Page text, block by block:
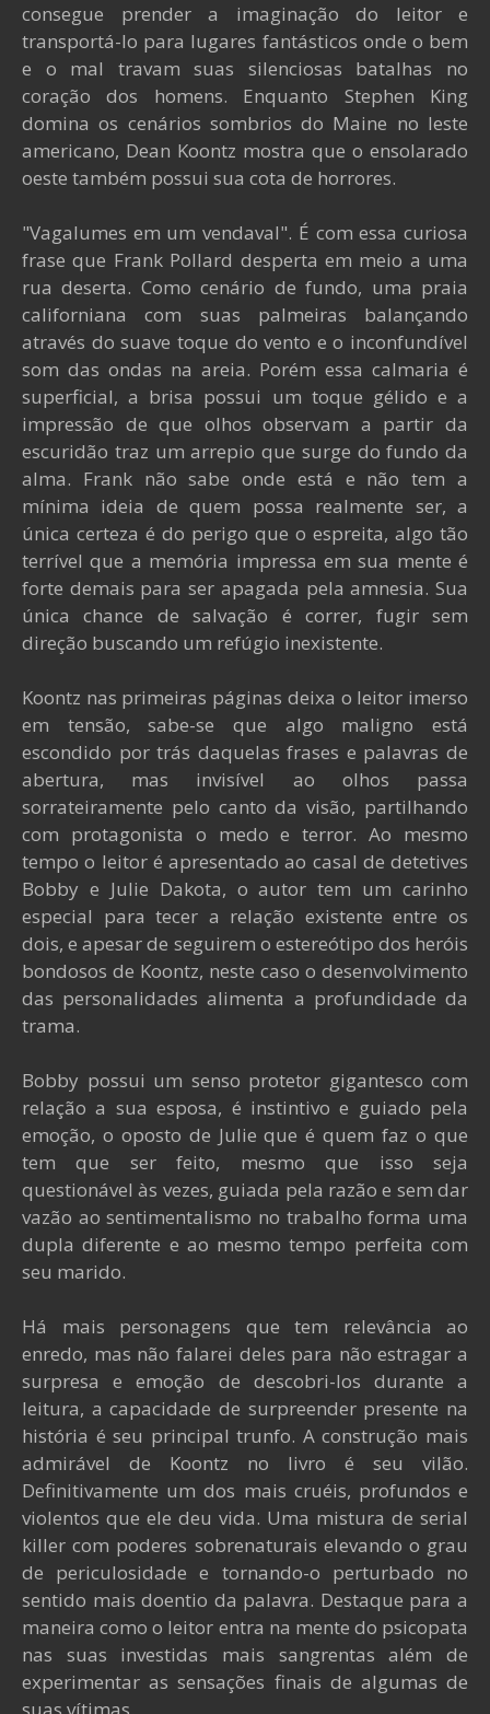
consegue prender a imaginação do leitor e
transportá-lo para lugares fantásticos onde o bem
e o mal travam suas silenciosas batalhas no
coração dos homens. Enquanto Stephen King
domina os cenários sombrios do Maine no leste
americano, Dean Koontz mostra que o ensolarado
oeste também possui sua cota de horrores.
"Vagalumes em um vendaval". É com essa curiosa
frase que Frank Pollard desperta em meio a uma
rua deserta. Como cenário de fundo, uma praia
californiana com suas palmeiras balançando
através do suave toque do vento e o inconfundível
som das ondas na areia. Porém essa calmaria é
superficial, a brisa possui um toque gélido e a
impressão de que olhos observam a partir da
escuridão traz um arrepio que surge do fundo da
alma. Frank não sabe onde está e não tem a
mínima ideia de quem possa realmente ser, a
única certeza é do perigo que o espreita, algo tão
terrível que a memória impressa em sua mente é
forte demais para ser apagada pela amnesia. Sua
única chance de salvação é correr, fugir sem
direção buscando um refúgio inexistente.
Koontz nas primeiras páginas deixa o leitor imerso
em tensão, sabe-se que algo maligno está
escondido por trás daquelas frases e palavras de
abertura, mas invisível ao olhos passa
sorrateiramente pelo canto da visão, partilhando
com protagonista o medo e terror. Ao mesmo
tempo o leitor é apresentado ao casal de detetives
Bobby e Julie Dakota, o autor tem um carinho
especial para tecer a relação existente entre os
dois, e apesar de seguirem o estereótipo dos heróis
bondosos de Koontz, neste caso o desenvolvimento
das personalidades alimenta a profundidade da
trama.
Bobby possui um senso protetor gigantesco com
relação a sua esposa, é instintivo e guiado pela
emoção, o oposto de Julie que é quem faz o que
tem que ser feito, mesmo que isso seja
questionável às vezes, guiada pela razão e sem dar
vazão ao sentimentalismo no trabalho forma uma
dupla diferente e ao mesmo tempo perfeita com
seu marido.
Há mais personagens que tem relevância ao
enredo, mas não falarei deles para não estragar a
surpresa e emoção de descobri-los durante a
leitura, a capacidade de surpreender presente na
história é seu principal trunfo. A construção mais
admirável de Koontz no livro é seu vilão.
Definitivamente um dos mais cruéis, profundos e
violentos que ele deu vida. Uma mistura de serial
killer com poderes sobrenaturais elevando o grau
de periculosidade e tornando-o perturbado no
sentido mais doentio da palavra. Destaque para a
maneira como o leitor entra na mente do psicopata
nas suas investidas mais sangrentas além de
experimentar as sensações finais de algumas de